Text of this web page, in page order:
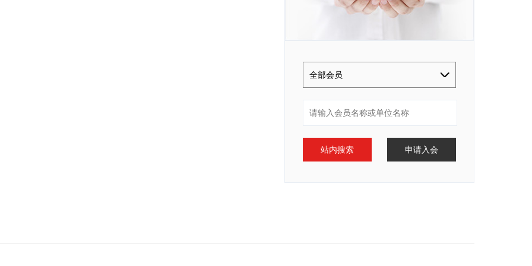
全部会员
站内搜索 申请入会